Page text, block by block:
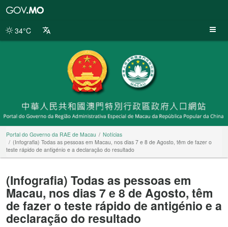
da
34°C
Portal do Governo da RAE de Macau
Notícias
(Infografia) Todas as pessoas em Macau, nos dias 7 e 8 de Agosto, têm de fazer o
teste rápido de antigénio e a declaração do resultado
(Infografia) Todas as pessoas em
Macau, nos dias 7 e 8 de Agosto, têm
de fazer o teste rápido de antigénio e a
declaração do resultado